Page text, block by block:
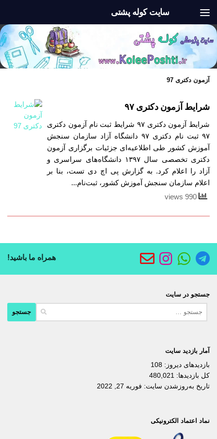
سایت کوله پشتی
آزمون دکتری 97
شرایط آزمون دکتری ۹۷
شرایط آزمون دکتری ۹۷ شرایط ثبت نام آزمون دکتری
۹۷ ثبت نام دکتری ۹۷ دانشگاه آزاد سازمان سنجش
آموزش کشور طی اطلاعیه‌ای جزئیات برگزاری آزمون
دکتری تخصصی سال ۱۳۹۷ دانشگاه‌های سراسری و
آزاد را اعلام کرد. به گزارش پی اچ دی تست، بنا بر
اعلام سازمان سنجش آموزش کشور، ثبت‌نام...
همراه ما باشید!
جستجو در سایت
آمار بازدید سایت
بازدیدهای دیروز: 108
کل بازدیدها: 480,021
تاریخ به‌روزشدن سایت: فوریه 27, 2022
نماد اعتماد الکترونیکی